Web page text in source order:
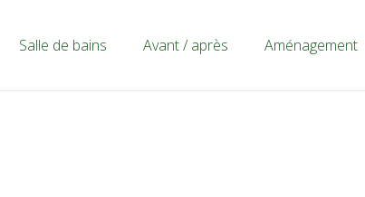
Salle de bains Avant / après Aménagement